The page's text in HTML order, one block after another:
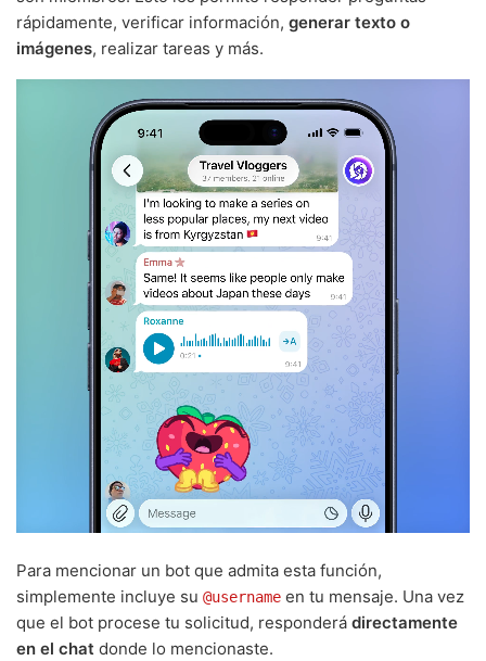
rápidamente, verificar información, generar texto o
imágenes, realizar tareas y más.
Para mencionar un bot que admita esta función,
simplemente incluye su @username en tu mensaje. Una vez
que el bot procese tu solicitud, responderá directamente
en el chat donde lo mencionaste.